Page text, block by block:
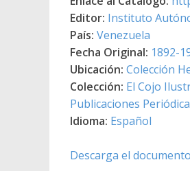
Editor: Instituto
País: Venezuela
Fecha Original: 1892-
Ubicación: Colección
Colección: El Cojo
Publicaciones
Idioma: Español
Descarga el